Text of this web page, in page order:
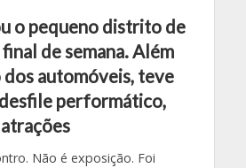
o pequeno distrito de
de semana. Além
dos automóveis, teve
performático,
Não é exposição. Foi